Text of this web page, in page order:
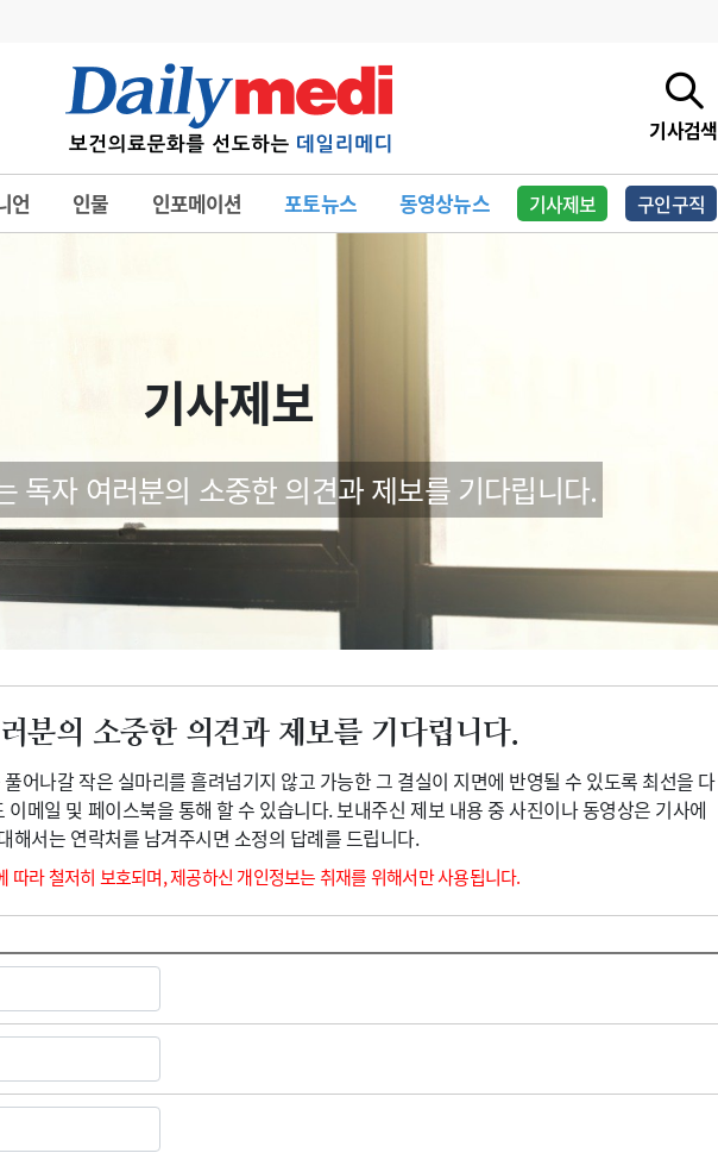
기사검색
언 인물 인포메이션 포토뉴스 동영상뉴스 기사제보 구인구직
6
관리급여 실시
의과대학 입시
10 약가인하
사고
수첩
기사제보
독자 여러분의 소중한 의견과 제보를 기다립니다.
분의 소중한 의견과 제보를 기다립니다.
어나갈 작은 실마리를 흘려넘기지 않고 가능한 그 결실이 지면에 반영될 수 있도록 최선을 다
메일 및 페이스북을 통해 할 수 있습니다. 보내주신 제보 내용 중 사진이나 동영상은 기사에
해서는 연락처를 남겨주시면 소정의 답례를 드립니다.
따라 철저히 보호되며, 제공하신 개인정보는 취재를 위해서만 사용됩니다.